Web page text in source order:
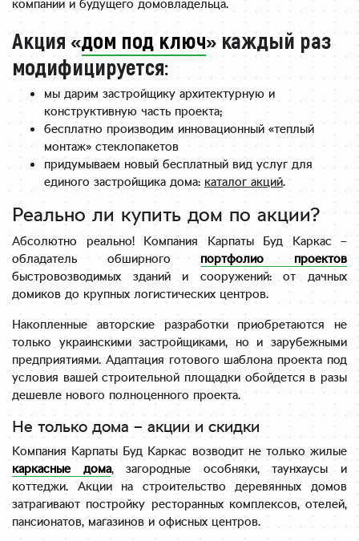
компании и будущего домовладельца.
Акция «дом под ключ» каждый раз
модифицируется:
мы дарим застройщику архитектурную и
конструктивную часть проекта;
бесплатно производим инновационный «теплый
монтаж» стеклопакетов
придумываем новый бесплатный вид услуг для
единого застройщика дома: каталог акций.
Реально ли купить дом по акции?
Абсолютно реально! Компания Карпаты Буд Каркас –
обладатель обширногопортфолио проектов
быстровозводимых зданий и сооружений: от дачных
домиков до крупных логистических центров.
Накопленные авторские разработки приобретаются не
только украинскими застройщиками, но и зарубежными
предприятиями. Адаптация готового шаблона проекта под
условия вашей строительной площадки обойдется в разы
дешевле нового полноценного проекта.
Не только дома – акции и скидки
Компания Карпаты Буд Каркас возводит не только жилые
каркасные дома, загородные особняки, таунхаусы и
коттеджи. Акции на строительство деревянных домов
затрагивают постройку ресторанных комплексов, отелей,
пансионатов, магазинов и офисных центров.